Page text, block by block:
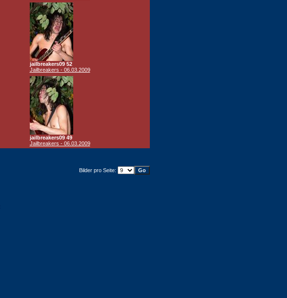
jailbreakers09 52
Jailbreakers - 06.03.2009
jailbreakers09 49
Jailbreakers - 06.03.2009
Bilder pro Seite: